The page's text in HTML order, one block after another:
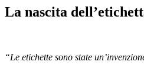
La nascita
“Le etichette sono state